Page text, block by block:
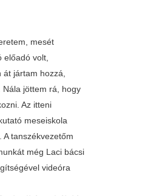
mesét
volt,
jártam hozzá,
jöttem rá, hogy
Az itteni
meseiskola
tanszékvezetőm
még Laci bácsi
videóra